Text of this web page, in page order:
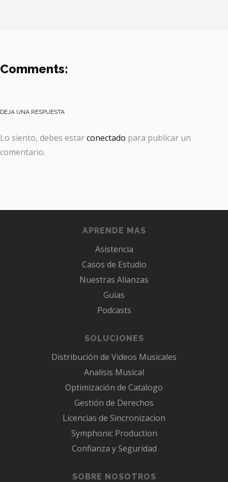
Comments:
DEJA UNA RESPUESTA
Lo siento, debes estarconectado para publicar un
comentario.
APRENDE MAS
Asistencia
Casos de Estudio
Nuestras Alianzas
Guias
Podcasts
SOLUCIONES
Distribución de Videos Musicales
Analisis Musical
Optimización de Catalogo
Gestión de Derechos
Licencias de Sincronizacion
Symphonic Production
Confianza y Seguridad
SOBRE NOSOTROS